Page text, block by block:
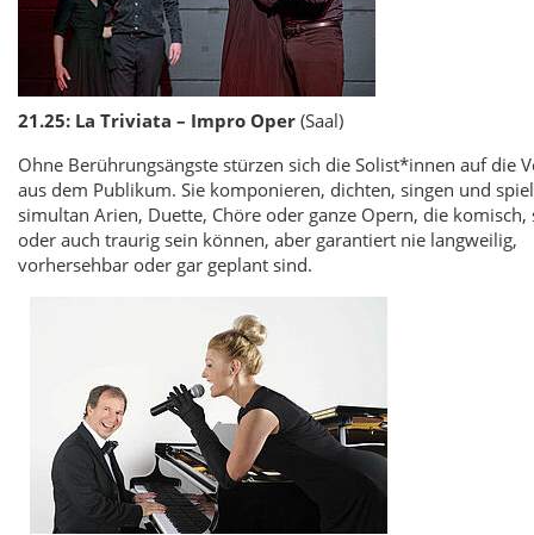
21.25: La Triviata – Impro Oper (Saal)
Ohne Berührungsängste stürzen sich die Solist*innen auf die
aus dem Publikum. Sie komponieren, dichten, singen und
simultan Arien, Duette, Chöre oder ganze Opern, die
oder auch traurig sein können, aber garantiert nie langweilig,
vorhersehbar oder gar geplant sind.